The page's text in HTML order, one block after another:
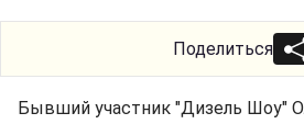
Поделиться
Бывший участник "Дизель Шоу"